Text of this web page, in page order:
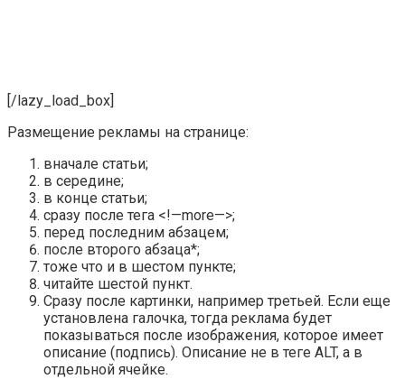
[/lazy_load_box]
Размещение рекламы на странице:
вначале статьи;
в середине;
в конце статьи;
сразу после тега <!—more—>;
перед последним абзацем;
после второго абзаца*;
тоже что и в шестом пункте;
читайте шестой пункт.
Сразу после картинки, например третьей. Если еще
установлена галочка, тогда реклама будет
показываться после изображения, которое имеет
описание (подпись). Описание не в теге ALT, а в
отдельной ячейке.